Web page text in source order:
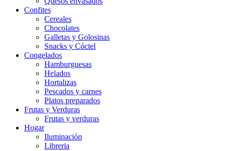
Confites
Cereales
Chocolates
Galletas y Golosinas
Snacks y Cóctel
Congelados
Hamburguesas
Helados
Hortalizas
Pescados y carnes
Platos preparados
Frutas y Verduras
Frutas y verduras
Hogar
Iluminación
Libreria